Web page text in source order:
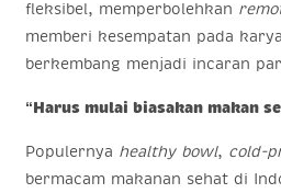
fleksibel, memperbolehkan
memberi kesempatan pada
berkembang menjadi incaran
“Harus mulai biasakan makan
Populernya healthy bowl, cold-
bermacam makanan sehat di